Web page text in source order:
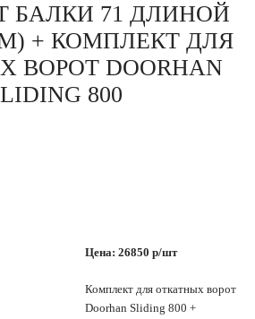
БАЛКИ 71 ДЛИНОЙ
+ КОМПЛЕКТ ДЛЯ
ВОРОТ DOORHAN
800
Цена: 26850 р/шт
Комплект для откатных ворот
Doorhan Sliding 800 +